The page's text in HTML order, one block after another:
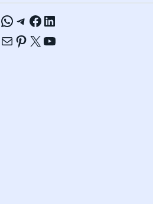
WhatsApp
Telegram
Facebook
LinkedIn
E-mailPinterest
X YouTube